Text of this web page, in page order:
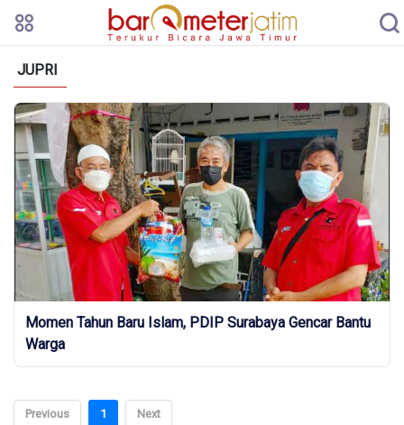
JUPRI
Momen Tahun Baru Islam, PDIP Surabaya Gencar Bantu
Warga
Previous 1 Next